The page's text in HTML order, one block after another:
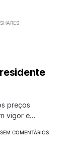
preços
vigor e…
SEM COMENTÁRIOS